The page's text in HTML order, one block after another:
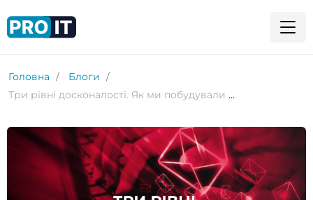
Головна
Блоги
Три рівні досконалості. Як ми побудували ефективну технічну підтримку